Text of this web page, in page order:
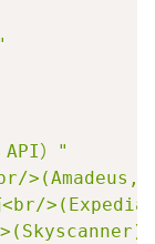
API）"
<br/